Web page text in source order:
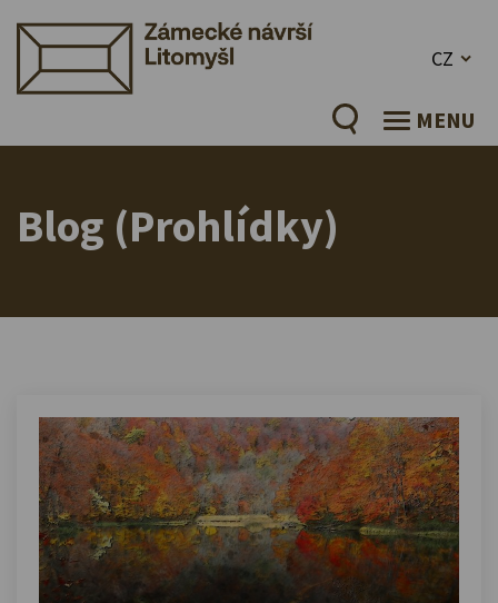
CZ
MENU
Blog (Prohlídky)